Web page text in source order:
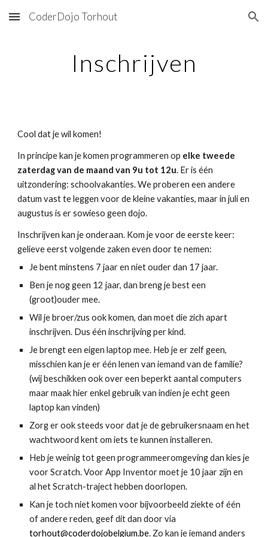
Skip to main content Skip to navigation
CoderDojo Torhout
Inschrijven
Cool dat je wil komen!
In principe kan je komen programmeren op elke tweede
zaterdag van de maand van 9u tot 12u. Er is één
uitzondering: schoolvakanties. We proberen een andere
datum vast te leggen voor de kleine vakanties, maar in juli en
augustus is er sowieso geen dojo.
Inschrijven kan je onderaan. Kom je voor de eerste keer:
gelieve eerst volgende zaken even door te nemen:
Je bent minstens 7 jaar en niet ouder dan 17 jaar.
Ben je nog geen 12 jaar, dan breng je best een
(groot)ouder mee.
Wil je broer/zus ook komen, dan moet die zich apart
inschrijven. Dus één inschrijving per kind.
Je brengt een eigen laptop mee. Heb je er zelf geen,
misschien kan je er één lenen van iemand van de familie?
(wij beschikken ook over een beperkt aantal computers
maar maak hier enkel gebruik van indien je echt geen
laptop kan vinden)
Zorg er ook steeds voor dat je de gebruikersnaam en het
wachtwoord kent om iets te kunnen installeren.
Heb je weinig tot geen programmeeromgeving dan kies je
voor Scratch. Voor App Inventor moet je 10 jaar zijn en
al het Scratch-traject hebben doorlopen.
Kan je toch niet komen voor bijvoorbeeld ziekte of één
of andere reden, geef dit dan door via
torhout@coderdojobelgium.be. Zo kan je iemand anders